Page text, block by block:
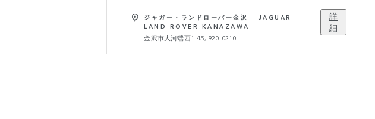
ジャガー・ランドローバー金沢 - JAGUAR
LAND ROVER KANAZAWA
金沢市大河端西1-45, 920-0210
詳
細